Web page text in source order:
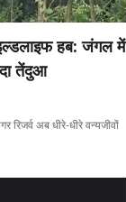
हब: जंगल में
तेंदुआ
रिजर्व अब धीरे-धीरे वन्यजीवों